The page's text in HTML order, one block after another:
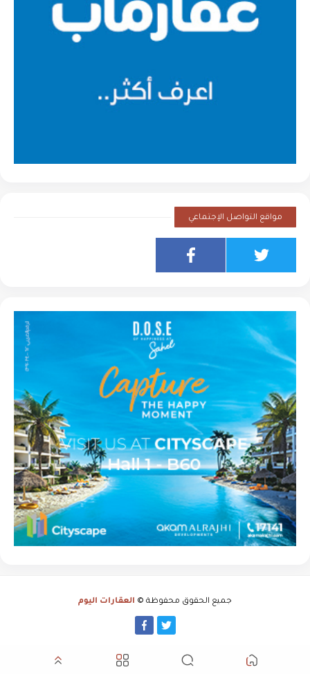
مواقع التواصل الإجتماعي
جميع الحقوق محفوظة © العقارات اليوم